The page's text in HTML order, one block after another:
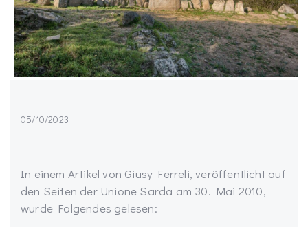
05/10/2023
In einem Artikel von Giusy Ferreli, veröffentlicht auf
den Seiten der Unione Sarda am 30. Mai 2010,
wurde Folgendes gelesen: